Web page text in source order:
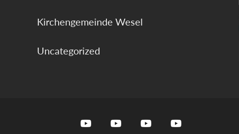
Kirchengemeinde Wesel
Uncategorized